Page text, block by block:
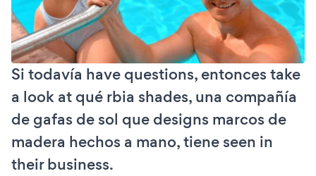
Si todavía have questions, entonces take
a look at qué rbia shades, una compañía
de gafas de sol que designs marcos de
madera hechos a mano, tiene seen in
their business.